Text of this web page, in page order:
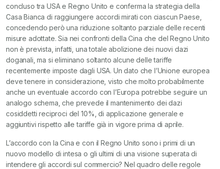
concluso tra USA e Regno Unito e conferma la strategia della
Casa Bianca di raggiungere accordi mirati con ciascun Paese,
concedendo però una riduzione soltanto parziale delle recenti
misure adottate. Sia nei confronti della Cina che del Regno Unito
non è prevista, infatti, una totale abolizione dei nuovi dazi
doganali, ma si eliminano soltanto alcune delle tariffe
recentemente imposte dagli USA. Un dato che l’Unione europea
deve tenere in considerazione, visto che molto probabilmente
anche un eventuale accordo con l’Europa potrebbe seguire un
analogo schema, che prevede il mantenimento dei dazi
cosiddetti reciproci del 10%, di applicazione generale e
aggiuntivi rispetto alle tariffe già in vigore prima di aprile.
L’accordo con la Cina e con il Regno Unito sono i primi di un
nuovo modello di intesa o gli ultimi di una visione superata di
intendere gli accordi sul commercio? Nel quadro delle regole